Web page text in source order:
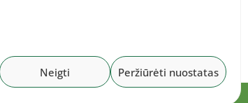
Neigti Peržiūrėti nuostatas